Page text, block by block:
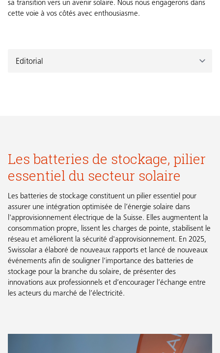
sa transition vers un avenir solaire. Nous nous engagerons dans
cette voie à vos côtés avec enthousiasme.
Les batteries de stockage, pilier
essentiel du secteur solaire
Les batteries de stockage constituent un pilier essentiel pour
assurer une intégration optimisée de l’énergie solaire dans
l'approvisionnement électrique de la Suisse. Elles augmentent la
consommation propre, lissent les charges de pointe, stabilisent le
réseau et améliorent la sécurité d'approvisionnement. En 2025,
Swissolar a élaboré de nouveaux rapports et lancé de nouveaux
événements afin de souligner l’importance des batteries de
stockage pour la branche du solaire, de présenter des
innovations aux professionnels et d’encourager l’échange entre
les acteurs du marché de l’électricité.